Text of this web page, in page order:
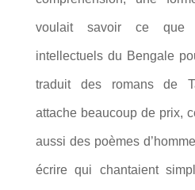
voulait savoir ce que
intellectuels du Bengale
traduit des romans de
attache beaucoup de prix,
aussi des poèmes
écrire qui chantaient